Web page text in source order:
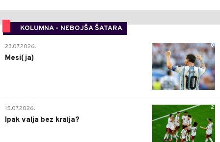
KOLUMNA - NEBOJŠA ŠATARA
0
23.07.2026.
Mesi(ja)
2
15.07.2026.
Ipak valja bez kralja?